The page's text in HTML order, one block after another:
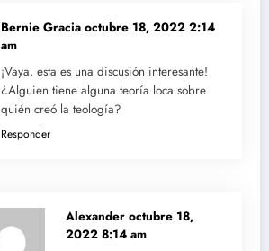
Bernie Gracia octubre 18, 2022 2:14
am
¡Vaya, esta es una discusión interesante!
¿Alguien tiene alguna teoría loca sobre
quién creó la teología?
Responder
Alexander octubre 18,
2022 8:14 am